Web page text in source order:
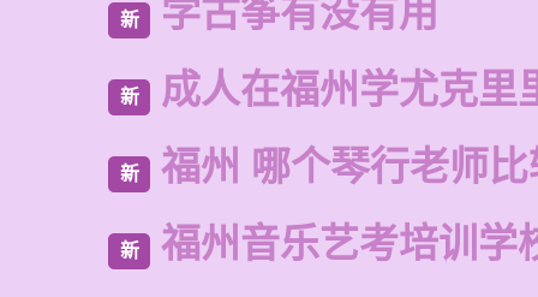
新 学古筝有没有用
新 成人在福州学尤克里
新 福州 哪个琴行老师
新 福州音乐艺考培训学